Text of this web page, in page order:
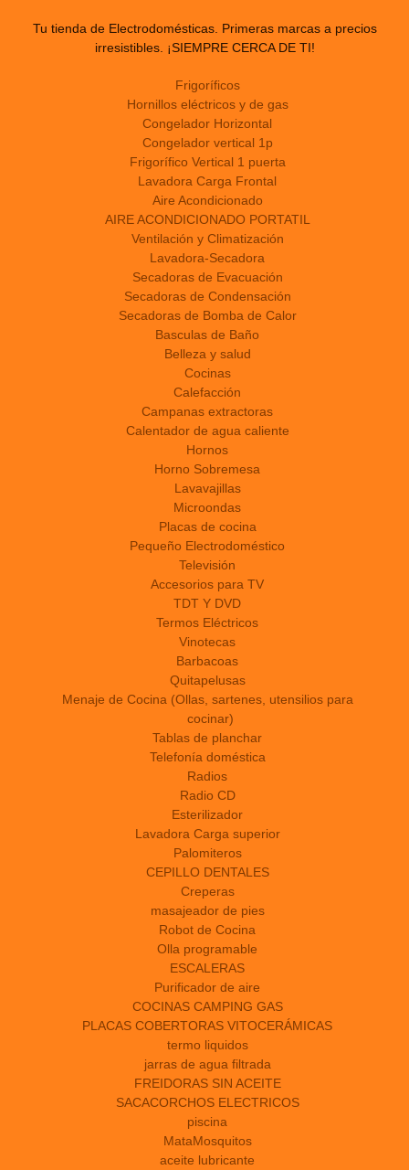
Tu tienda de Electrodomésticas. Primeras marcas a precios
irresistibles. ¡SIEMPRE CERCA DE TI!
Frigoríficos
Hornillos eléctricos y de gas
Congelador Horizontal
Congelador vertical 1p
Frigorífico Vertical 1 puerta
Lavadora Carga Frontal
Aire Acondicionado
AIRE ACONDICIONADO PORTATIL
Ventilación y Climatización
Lavadora-Secadora
Secadoras de Evacuación
Secadoras de Condensación
Secadoras de Bomba de Calor
Basculas de Baño
Belleza y salud
Cocinas
Calefacción
Campanas extractoras
Calentador de agua caliente
Hornos
Horno Sobremesa
Lavavajillas
Microondas
Placas de cocina
Pequeño Electrodoméstico
Televisión
Accesorios para TV
TDT Y DVD
Termos Eléctricos
Vinotecas
Barbacoas
Quitapelusas
Menaje de Cocina (Ollas, sartenes, utensilios para
cocinar)
Tablas de planchar
Telefonía doméstica
Radios
Radio CD
Esterilizador
Lavadora Carga superior
Palomiteros
CEPILLO DENTALES
Creperas
masajeador de pies
Robot de Cocina
Olla programable
ESCALERAS
Purificador de aire
COCINAS CAMPING GAS
PLACAS COBERTORAS VITOCERÁMICAS
termo liquidos
jarras de agua filtrada
FREIDORAS SIN ACEITE
SACACORCHOS ELECTRICOS
piscina
MataMosquitos
aceite lubricante